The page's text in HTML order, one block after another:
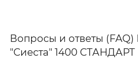
Вопросы и ответы (FAQ)
"Сиеста" 1400 СТАНДАРТ